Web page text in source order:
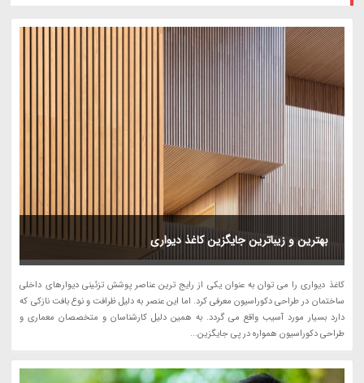
بهترین و زیباترین جایگزین کاغذ دیواری
کاغذ دیواری را می توان به عنوان یکی از رایج ترین عناصر پوشش تزئینی دیوارهای داخلی
ساختمان در طراحی دکوراسیون معرفی کرد. اما این عنصر به دلیل ظرافت و نوع بافت نازکی که
دارد بسیار مورد آسیب واقع می گردد. به همین دلیل کارشناسان و متخصصان معماری و
طراحی دکوراسیون همواره در پی جایگزین...